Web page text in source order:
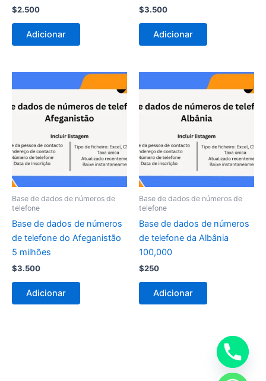
$2.500
Adicionar
$3.500
Adicionar
Base de dados de números de
telefone
Base de dados de números
de telefone do Afeganistão
5 milhões
$3.500
Adicionar
Base de dados de números de
telefone
Base de dados de números
de telefone da Albânia
100,000
$250
Adicionar